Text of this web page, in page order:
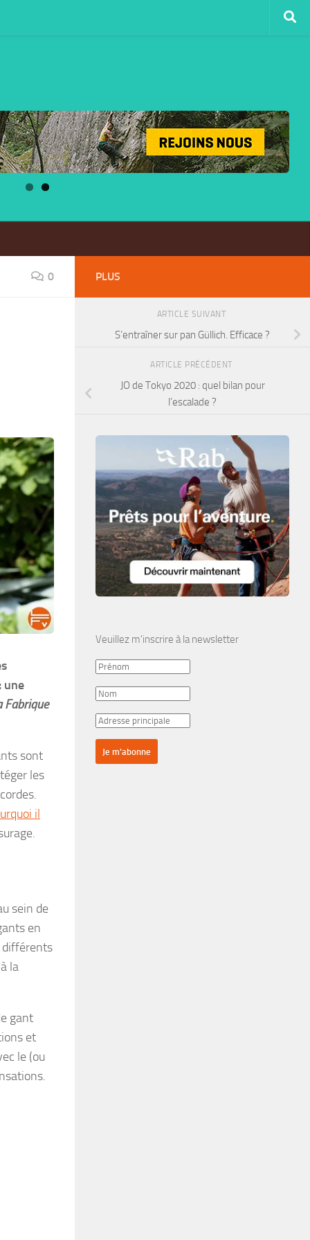
0
une
Fabrique
sont
les
il
sein de
en
différents
la
gant
et
le (ou
PLUS
ARTICLE SUIVANT
S’entraîner sur pan Güllich. Efficace ?
ARTICLE PRÉCÉDENT
JO de Tokyo 2020 : quel bilan pour
l’escalade ?
Veuillez m'inscrire à la newsletter